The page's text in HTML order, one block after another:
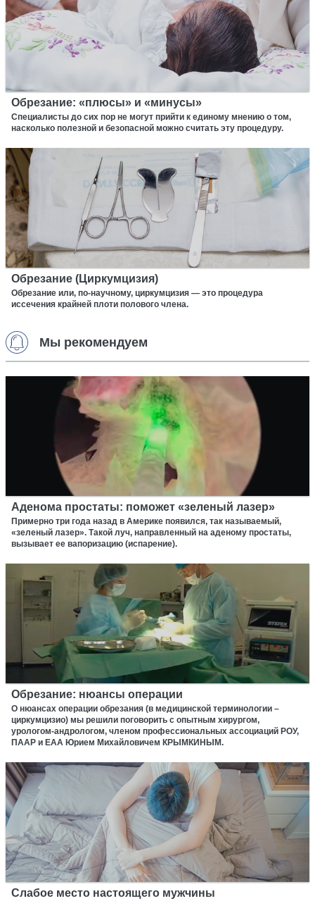
Обрезание: «плюсы» и «минусы»
Специалисты до сих пор не могут прийти к единому мнению о том,
насколько полезной и безопасной можно считать эту процедуру.
Обрезание (Циркумцизия)
Обрезание или, по-научному, циркумцизия — это процедура
иссечения крайней плоти полового члена.
Мы рекомендуем
Аденома простаты: поможет «зеленый лазер»
Примерно три года назад в Америке появился, так называемый,
«зеленый лазер». Такой луч, направленный на аденому простаты,
вызывает ее вапоризацию (испарение).
Обрезание: нюансы операции
О нюансах операции обрезания (в медицинской терминологии –
циркумцизио) мы решили поговорить с опытным хирургом,
урологом-андрологом, членом профессиональных ассоциаций РОУ,
ПААР и ЕАА Юрием Михайловичем КРЫМКИНЫМ.
Слабое место настоящего мужчины